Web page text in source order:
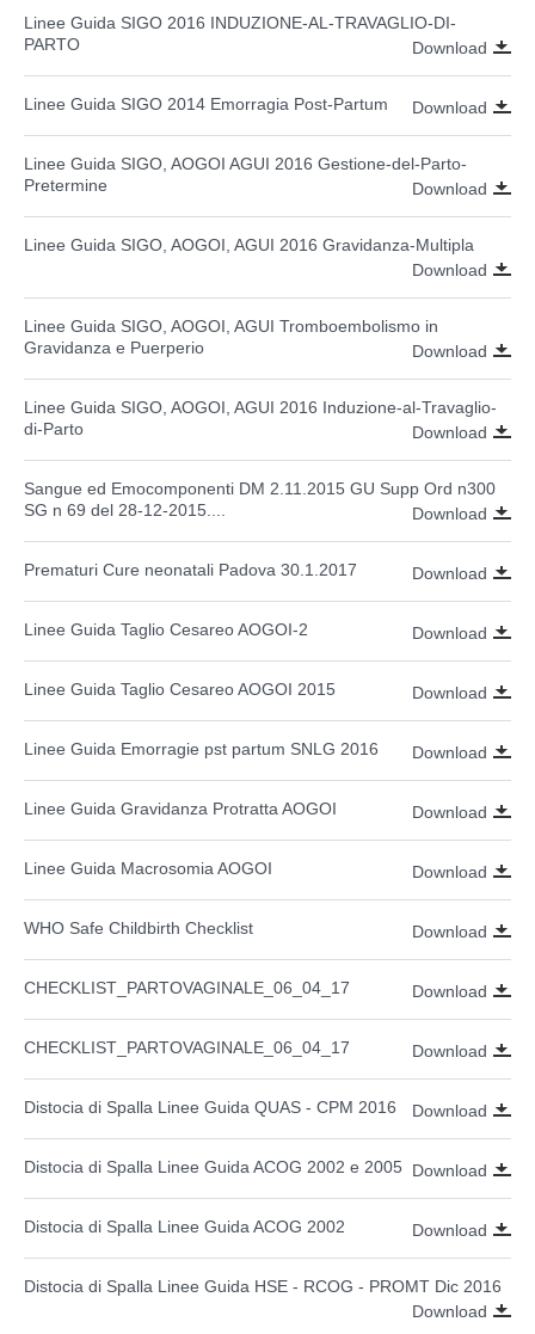
Linee Guida SIGO 2016 INDUZIONE-AL-TRAVAGLIO-DI-
PARTO
Download
Linee Guida SIGO 2014 Emorragia Post-Partum Download
Linee Guida SIGO, AOGOI AGUI 2016 Gestione-del-Parto-
Pretermine
Download
Linee Guida SIGO, AOGOI, AGUI 2016 Gravidanza-Multipla
Download
Linee Guida SIGO, AOGOI, AGUI Tromboembolismo in
Gravidanza e Puerperio
Download
Linee Guida SIGO, AOGOI, AGUI 2016 Induzione-al-Travaglio-
di-Parto
Download
Sangue ed Emocomponenti DM 2.11.2015 GU Supp Ord n300
SG n 69 del 28-12-2015....
Download
Prematuri Cure neonatali Padova 30.1.2017 Download
Linee Guida Taglio Cesareo AOGOI-2 Download
Linee Guida Taglio Cesareo AOGOI 2015 Download
Linee Guida Emorragie pst partum SNLG 2016 Download
Linee Guida Gravidanza Protratta AOGOI Download
Linee Guida Macrosomia AOGOI Download
WHO Safe Childbirth Checklist Download
CHECKLIST_PARTOVAGINALE_06_04_17 Download
CHECKLIST_PARTOVAGINALE_06_04_17 Download
Distocia di Spalla Linee Guida QUAS - CPM 2016 Download
Distocia di Spalla Linee Guida ACOG 2002 e 2005 Download
Distocia di Spalla Linee Guida ACOG 2002 Download
Distocia di Spalla Linee Guida HSE - RCOG - PROMT Dic 2016
Download